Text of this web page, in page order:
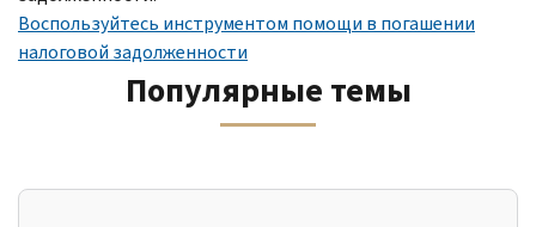
Воспользуйтесь инструментом помощи в погашении
налоговой задолженности
Популярные темы